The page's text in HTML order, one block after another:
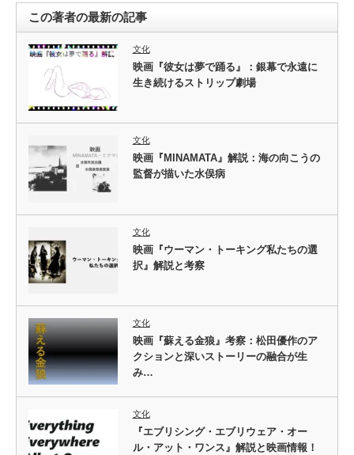
この著者の最新の記事
文化
映画『彼女は夢で踊る』：銀幕で永遠に
生き続けるストリップ劇場
文化
映画『MINAMATA』解説：海の向こうの
監督が描いた水俣病
文化
映画『ウーマン・トーキング私たちの選
択』解説と考察
文化
映画『蘇える金狼』考察：松田優作のア
クションと深いストーリーの融合が生
み…
文化
『エブリシング・エブリウェア・オー
ル・アット・ワンス』解説と映画情報！